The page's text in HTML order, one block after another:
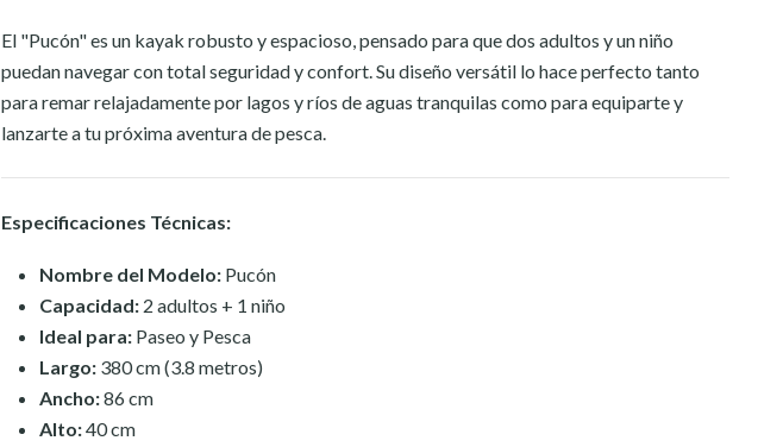
El "Pucón" es un kayak robusto y espacioso, pensado para que dos adultos y un niño
puedan navegar con total seguridad y confort. Su diseño versátil lo hace perfecto tanto
para remar relajadamente por lagos y ríos de aguas tranquilas como para equiparte y
lanzarte a tu próxima aventura de pesca.
Especificaciones Técnicas:
Nombre del Modelo: Pucón
Capacidad: 2 adultos + 1 niño
Ideal para: Paseo y Pesca
Largo: 380 cm (3.8 metros)
Ancho:86 cm
Alto:40 cm